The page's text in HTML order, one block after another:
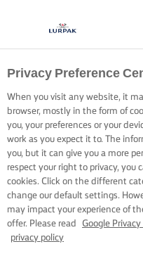
Privacy Preference
When you visit any website, it
browser, mostly in the form of
you, your preferences or your
work as you expect it to. The
you, but it can give you a more
respect your right to privacy, you
cookies. Click on the different
change our default settings.
may impact your experience of
offer. Please read
Google
privacy policy